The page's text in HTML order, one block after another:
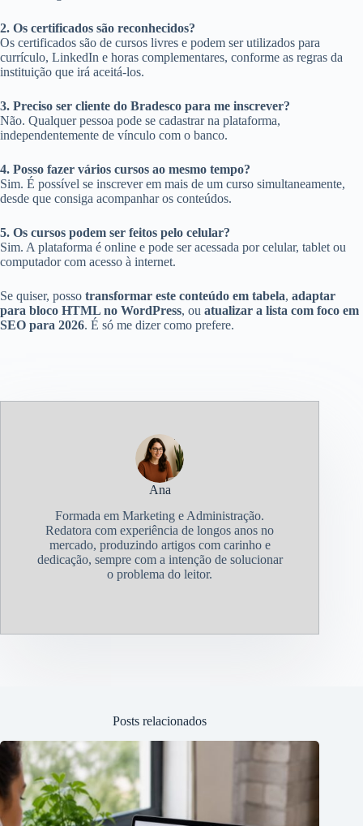
2. Os certificados são reconhecidos?
Os certificados são de cursos livres e podem ser utilizados para
currículo, LinkedIn e horas complementares, conforme as regras da
instituição que irá aceitá-los.
3. Preciso ser cliente do Bradesco para me inscrever?
Não. Qualquer pessoa pode se cadastrar na plataforma,
independentemente de vínculo com o banco.
4. Posso fazer vários cursos ao mesmo tempo?
Sim. É possível se inscrever em mais de um curso simultaneamente,
desde que consiga acompanhar os conteúdos.
5. Os cursos podem ser feitos pelo celular?
Sim. A plataforma é online e pode ser acessada por celular, tablet ou
computador com acesso à internet.
Se quiser, posso transformar este conteúdo em tabela, adaptar
para bloco HTML no WordPress, ou atualizar a lista com foco em
SEO para 2026. É só me dizer como prefere.
Ana
Formada em Marketing e Administração.
Redatora com experiência de longos anos no
mercado, produzindo artigos com carinho e
dedicação, sempre com a intenção de solucionar
o problema do leitor.
Posts relacionados